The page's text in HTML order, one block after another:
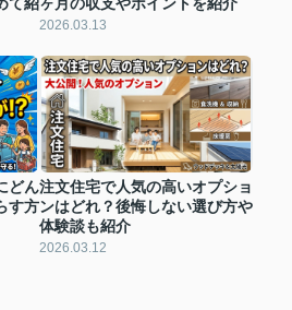
2026.03.13
どん
す方
注文住宅で人気の高いオプショ
ンはどれ？後悔しない選び方や
体験談も紹介
2026.03.12